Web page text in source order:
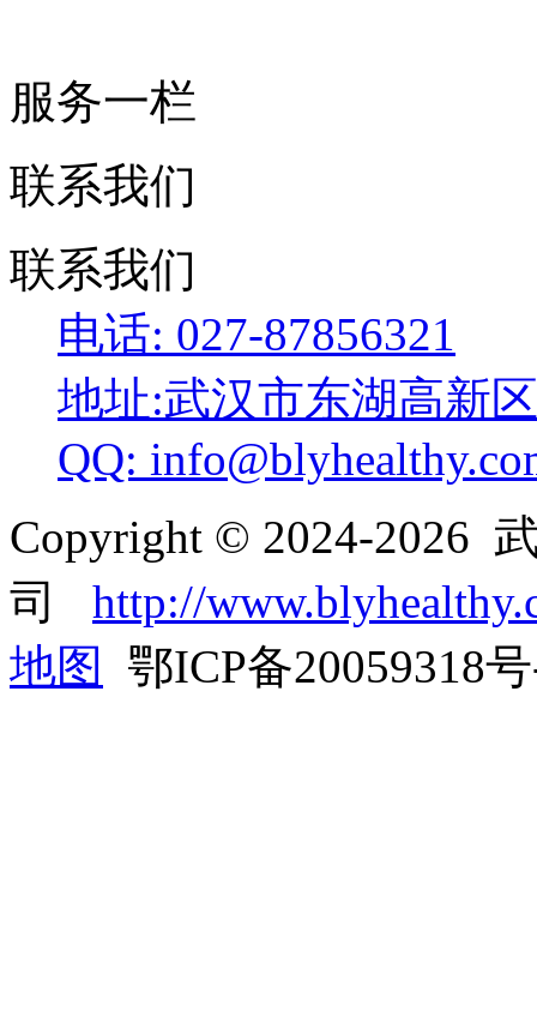
服务一栏
联系我们
联系我们
电话: 027-87856321
地址:武汉市东湖高新
QQ:
Copyright © 2024-2026
司 http://
地图
鄂ICP备20059318